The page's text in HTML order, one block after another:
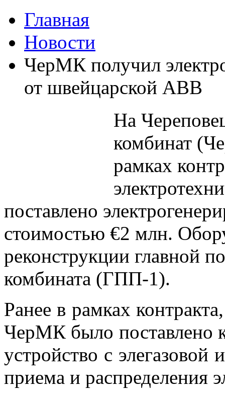
Главная
Новости
ЧерМК получил
от швейцарской ABB
На
комбинат
рамках
поставлено
стоимостью €2 млн.
реконструкции главной
комбината (ГПП-1).
Ранее в рамках
ЧерМК было поставлено
устройство с элегазовой
приема и распределения